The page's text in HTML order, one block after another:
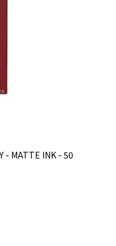
- MATTE INK - 50